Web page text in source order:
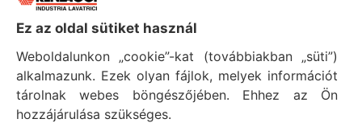
HASZNOS INFORMÁCIÓK
Adatkezelési tájékoztató
Ez az oldal sütiket használ
Weboldalunkon „cookie”-kat (továbbiakban „süti”)
alkalmazunk. Ezek olyan fájlok, melyek információt
tárolnak webes böngészőjében. Ehhez az Ön
hozzájárulása szükséges.